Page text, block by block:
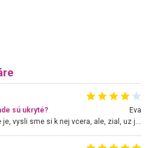
sú ukryté?
Eva